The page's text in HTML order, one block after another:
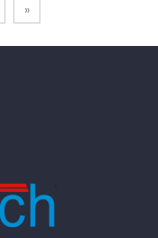
»